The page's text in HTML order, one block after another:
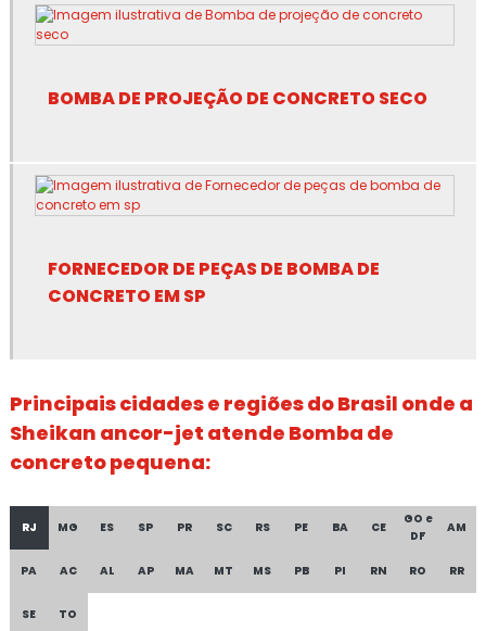
Bomba de projeção
Bomba de projetado
Bomba de projetar concreto
Concreto projetado equipamentos
Distribuidora de fibra para concreto
Distribuidora de fibra para concreto em sp
Distribuidora de fibra sintética para concreto em sp
BOMBA DE PROJEÇÃO DE CONCRETO SECO
FORNECEDOR DE PEÇAS DE BOMBA DE
CONCRETO EM SP
Principais cidades e regiões do Brasil onde a
Sheikan ancor-jet atende Bomba de
concreto pequena:
RJ MG ES SP PR SC RS PE BA CE
GO e
DF
AM
PA AC AL AP MA MT MS PB PI RN RO RR
SE TO